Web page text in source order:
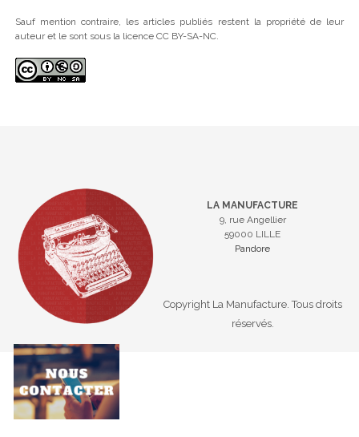
Sauf mention contraire, les articles publiés restent la propriété de leur
auteur et le sont sous la licence CC BY-SA-NC.
LA MANUFACTURE
9, rue Angellier
59000 LILLE
Pandore
Copyright La Manufacture. Tous droits
réservés.